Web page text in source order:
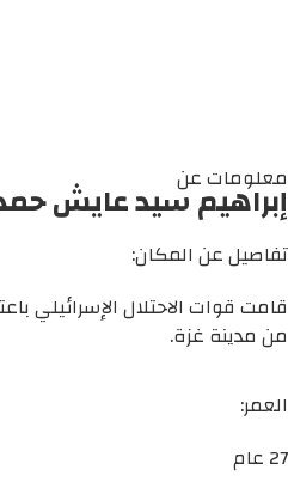
معلومات عن
إبراهيم سيد عايش
تفاصيل عن المكان:
قامت قوات الاحتلال الإسرائيلي
من مدينة غزة.
العمر:
27 عام